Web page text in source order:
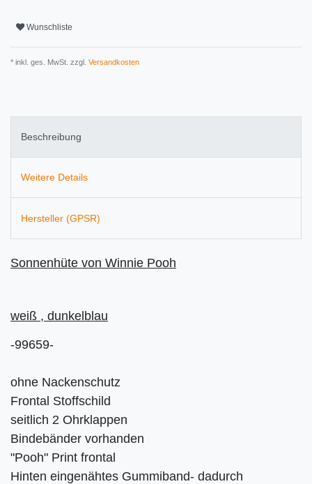
Wunschliste
* inkl. ges. MwSt. zzgl. Versandkosten
Beschreibung
Weitere Details
Hersteller (GPSR)
Sonnenhüte von Winnie Pooh
weiß , dunkelblau
-99659-
ohne Nackenschutz
Frontal Stoffschild
seitlich 2 Ohrklappen
Bindebänder vorhanden
"Pooh" Print frontal
Hinten eingenähtes Gummiband- dadurch